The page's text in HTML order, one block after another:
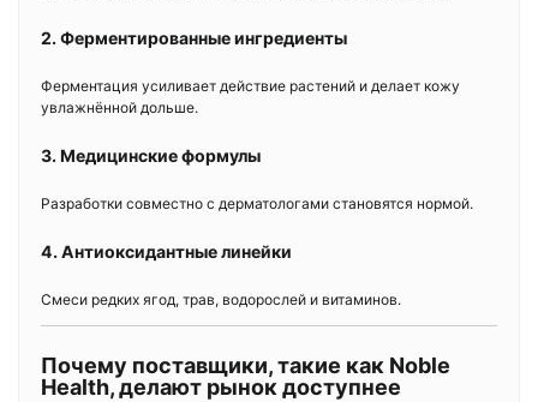
2. Ферментированные ингредиенты
Ферментация усиливает действие растений и делает кожу
увлажнённой дольше.
3. Медицинские формулы
Разработки совместно с дерматологами становятся нормой.
4. Антиоксидантные линейки
Смеси редких ягод, трав, водорослей и витаминов.
Почему поставщики, такие как Noble
Health, делают рынок доступнее